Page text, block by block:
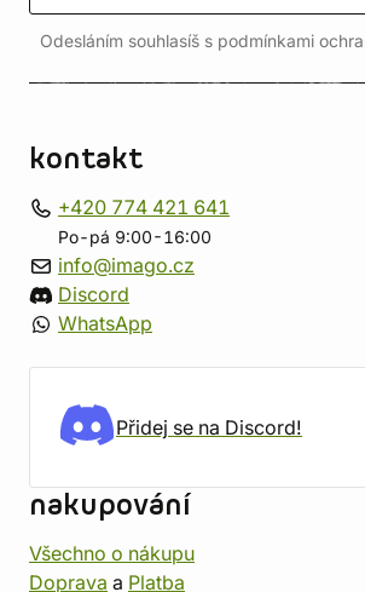
Odesláním souhlasíš s podmínkami
kontakt
+420 774 421 641
Po-pá 9:00-16:00
info@imago.cz
Discord
WhatsApp
Přidej se na Discord!
nakupování
Všechno o nákupu
Doprava a Platba